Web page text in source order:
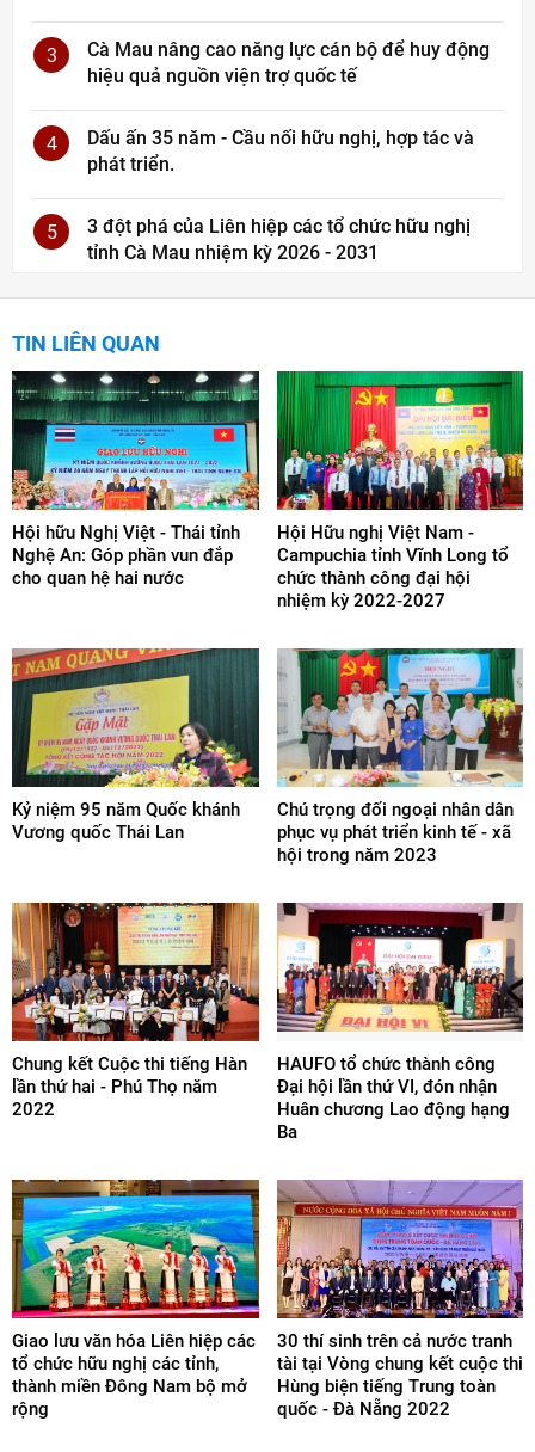
3
Cà Mau nâng cao năng lực cán bộ để huy động
hiệu quả nguồn viện trợ quốc tế
4
Dấu ấn 35 năm - Cầu nối hữu nghị, hợp tác và
phát triển.
5
3 đột phá của Liên hiệp các tổ chức hữu nghị
tỉnh Cà Mau nhiệm kỳ 2026 - 2031
TIN LIÊN QUAN
Hội hữu Nghị Việt - Thái tỉnh
Nghệ An: Góp phần vun đắp
cho quan hệ hai nước
Hội Hữu nghị Việt Nam -
Campuchia tỉnh Vĩnh Long tổ
chức thành công đại hội
nhiệm kỳ 2022-2027
Kỷ niệm 95 năm Quốc khánh
Vương quốc Thái Lan
Chú trọng đối ngoại nhân dân
phục vụ phát triển kinh tế - xã
hội trong năm 2023
Chung kết Cuộc thi tiếng Hàn
lần thứ hai - Phú Thọ năm
2022
HAUFO tổ chức thành công
Đại hội lần thứ VI, đón nhận
Huân chương Lao động hạng
Ba
Giao lưu văn hóa Liên hiệp các
tổ chức hữu nghị các tỉnh,
thành miền Đông Nam bộ mở
rộng
30 thí sinh trên cả nước tranh
tài tại Vòng chung kết cuộc thi
Hùng biện tiếng Trung toàn
quốc - Đà Nẵng 2022